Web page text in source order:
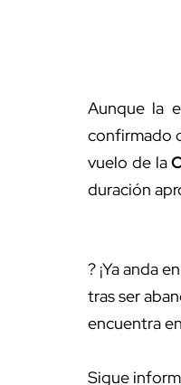
Aunque la
confirmado
vuelo de la
duración
? ¡Ya anda
tras ser
encuentra
Sigue